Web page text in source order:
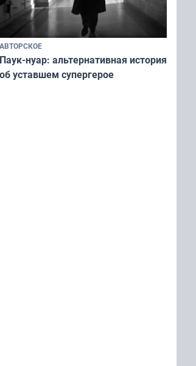
АВТОРСКОЕ
Паук-нуар: альтернативная история
об уставшем супергерое